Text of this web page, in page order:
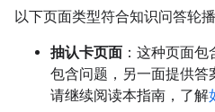
以下页面类型符合知识问答轮
抽认卡页面 ：这种页面
包含问题，另一面提供答
请继续阅读本指南，了解